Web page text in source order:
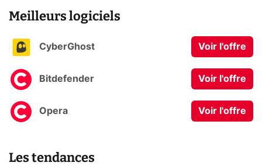
Meilleurs logiciels
CyberGhost Voir l'offre
Bitdefender Voir l'offre
Opera Voir l'offre
Les tendances